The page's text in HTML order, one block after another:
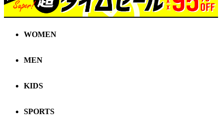
WOMEN
MEN
KIDS
SPORTS